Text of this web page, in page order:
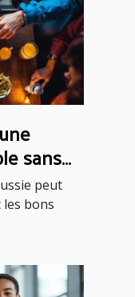
sans
peut
les bons